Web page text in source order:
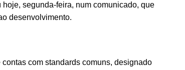
segunda-feira, num comunicado, que
desenvolvimento.
com standards comuns, designado